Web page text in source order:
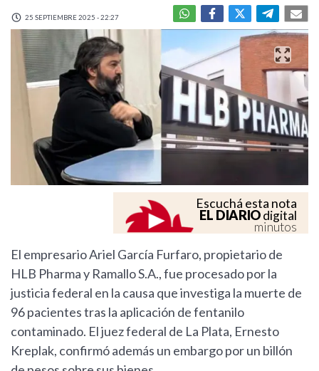
25 SEPTIEMBRE 2025 - 22:27
Escuchá esta nota
EL DIARIOdigital
minutos
El empresario Ariel García Furfaro, propietario de
HLB Pharma y Ramallo S.A., fue procesado por la
justicia federal en la causa que investiga la muerte de
96 pacientes tras la aplicación de fentanilo
contaminado. El juez federal de La Plata, Ernesto
Kreplak, confirmó además un embargo por un billón